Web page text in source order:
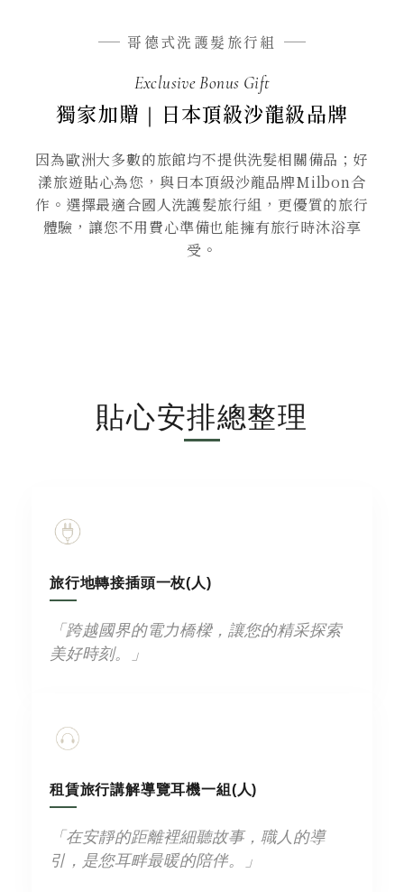
哥德式洗護髮旅行組
Exclusive Bonus Gift
獨家加贈｜日本頂級沙龍級品牌
因為歐洲大多數的旅館均不提供洗髮相關備品；好
漾旅遊貼心為您，與日本頂級沙龍品牌Milbon合
作。選擇最適合國人洗護髮旅行組，更優質的旅行
體驗，讓您不用費心準備也能擁有旅行時沐浴享
受。
貼心安排總整理
旅行地轉接插頭一枚(人)
「跨越國界的電力橋樑，讓您的精采探索
美好時刻。」
租賃旅行講解導覽耳機一組(人)
「在安靜的距離裡細聽故事，職人的導
引，是您耳畔最暖的陪伴。」